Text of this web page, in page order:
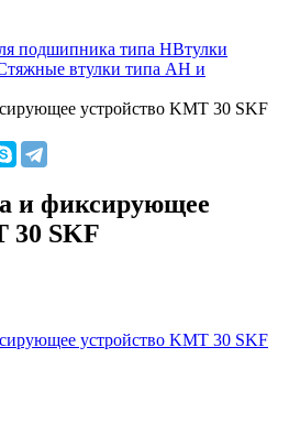
подшипника типа HВтулки
втулки типа AH и
устройство KMT 30 SKF
и фиксирующее
30 SKF